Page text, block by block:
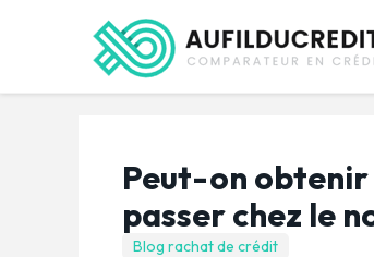
Peut-on obtenir
passer chez le
Blog rachat de crédit